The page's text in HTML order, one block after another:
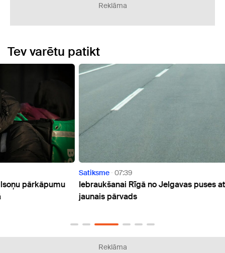
Reklāma
Tev varētu patikt
Iebraukšanai Rīgā no Jelgavas puses atvērts
jaunais pārvads
Reklāma